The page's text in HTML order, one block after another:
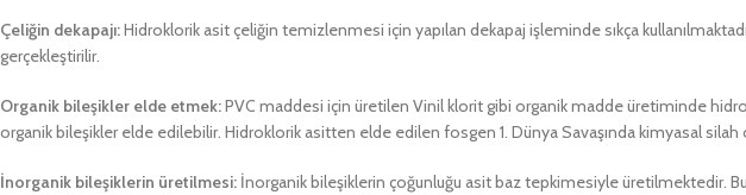
Çeliğin dekapajı:Hidroklorik asit çeliğin temizlenmesi için yapılan dekapaj işleminde sıkça
gerçekleştirilir.
Organik bileşikler elde etmek:PVC maddesi için üretilen Vinil klorit gibi organik madde üretiminde
organik bileşikler elde edilebilir. Hidroklorik asitten elde edilen fosgen 1. Dünya Savaşında kimyasal silah
İnorganik bileşiklerin üretilmesi: İnorganik bileşiklerin çoğunluğu asit baz tepkimesiyle üretilmektedir.